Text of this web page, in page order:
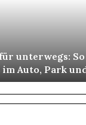
unterwegs:
Auto, Park